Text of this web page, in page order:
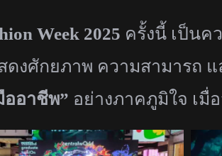
Week 2025 ครั้งนี้ เป็นค
ดงศักยภาพ ความสามารถ
อาชีพ” อย่างภาคภูมิใจ เมื่